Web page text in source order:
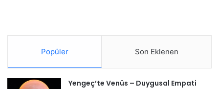
Popüler Son Eklenen
Yengeç’te Venüs – Duygusal Empati